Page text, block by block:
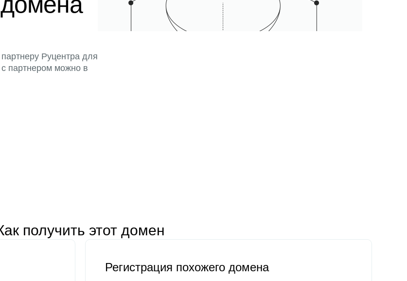
Руцентра для
партнером можно в
получить этот домен
Регистрация похожего домена